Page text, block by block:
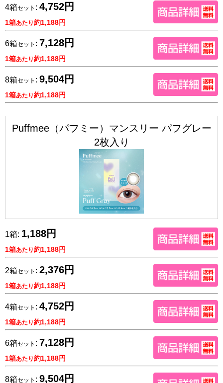
4箱セット : 4,752円
1箱あたり約1,188円
6箱セット : 7,128円
1箱あたり約1,188円
8箱セット : 9,504円
1箱あたり約1,188円
Puffmee（パフミー）マンスリー パフグレー
2枚入り
1箱: 1,188円
1箱あたり約1,188円
2箱セット : 2,376円
1箱あたり約1,188円
4箱セット : 4,752円
1箱あたり約1,188円
6箱セット : 7,128円
1箱あたり約1,188円
8箱セット : 9,504円